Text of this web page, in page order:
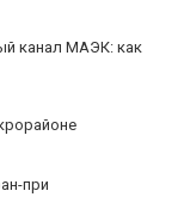
канал МАЭК: как
при